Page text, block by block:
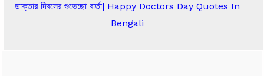
ডাক্তার দিবসের শুভেচ্ছা বার্তা| Happy Doctors Day Quotes In
Bengali